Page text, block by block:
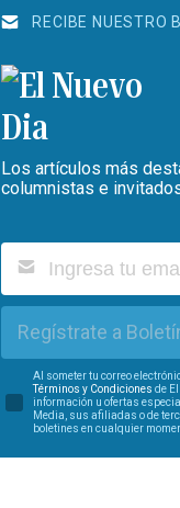
RECIBE NUESTRO
Los artículos más
columnistas e
Regístrate a
Al someter tu correo
Términos y Condiciones de
información u ofertas
Media, sus afiliadas o de
boletines en cualquier